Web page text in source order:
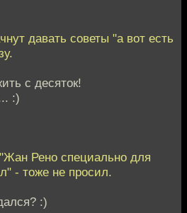
давать советы "а вот есть
с десяток!
:)
Рено специально для
- тоже не просил.
:)